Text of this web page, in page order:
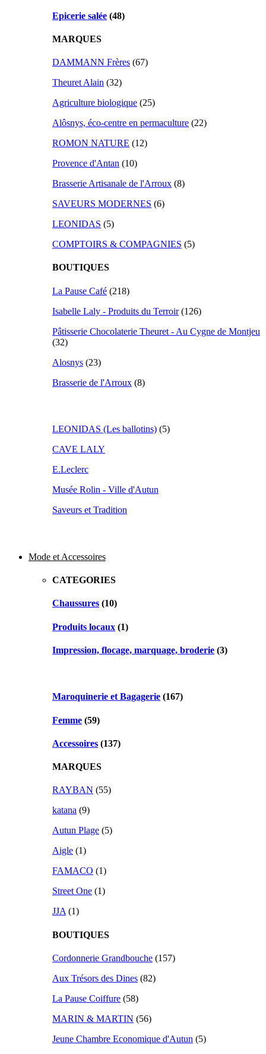
Epicerie salée (48)
MARQUES
DAMMANN Frères (67)
Theuret Alain (32)
Agriculture biologique (25)
Alôsnys, éco-centre en permaculture (22)
ROMON NATURE (12)
Provence d'Antan (10)
Brasserie Artisanale de l'Arroux (8)
SAVEURS MODERNES (6)
LEONIDAS (5)
COMPTOIRS & COMPAGNIES (5)
BOUTIQUES
La Pause Café (218)
Isabelle Laly - Produits du Terroir(126)
Pâtisserie Chocolaterie Theuret - Au Cygne de Montjeu
(32)
Alosnys (23)
Brasserie de l'Arroux (8)
LEONIDAS (Les ballotins) (5)
CAVE LALY
E.Leclerc
Musée Rolin - Ville d'Autun
Saveurs et Tradition
Mode et Accessoires
CATEGORIES
Chaussures (10)
Produits locaux (1)
Impression, flocage, marquage, broderie (3)
Maroquinerie et Bagagerie (167)
Femme (59)
Accessoires (137)
MARQUES
RAYBAN (55)
katana (9)
Autun Plage (5)
Aigle (1)
FAMACO (1)
Street One (1)
JJA(1)
BOUTIQUES
Cordonnerie Grandbouche (157)
Aux Trésors des Dines (82)
La Pause Coiffure (58)
MARIN & MARTIN (56)
Jeune Chambre Economique d'Autun (5)